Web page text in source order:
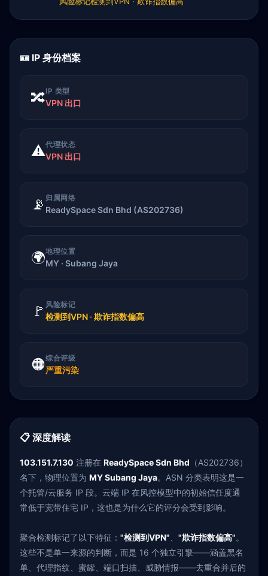
🪪 IP 身份档案
🔀IP 类型
VPN 出口
⚠️代理状态
VPN 出口
📡 归属网络
ReadySpace Sdn Bhd (AS202736)
🌍地理位置
MY · Subang Jaya
🚩 风险标记
检测到VPN · 欺诈指数偏高
🟠综合评级
严重污染
📋 深度解读
103.151.7.130 注册在 ReadySpace Sdn Bhd （AS202736）
名下，物理位置为 MY Subang Jaya。ASN 分类表明这是一
个托管/云服务 IP 段。云端 IP 在风控模型中的初始信任度通
常低于宽带住宅 IP，这也是为什么它的评分会受到影响。
聚合检测标记了以下特征： "检测到VPN" "欺诈指数偏高"。
这些不是单一来源的判断，而是 16 个独立引擎——涵盖黑名
单、代理指纹、蜜罐、端口扫描、威胁情报——去重合并后的